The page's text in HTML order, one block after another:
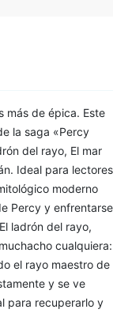
más de épica. Este
la saga «Percy
del rayo, El mar
Ideal para lectores
moderno
Percy y enfrentarse
ladrón del rayo,
cualquiera:
el rayo maestro de
y se ve
para recuperarlo y